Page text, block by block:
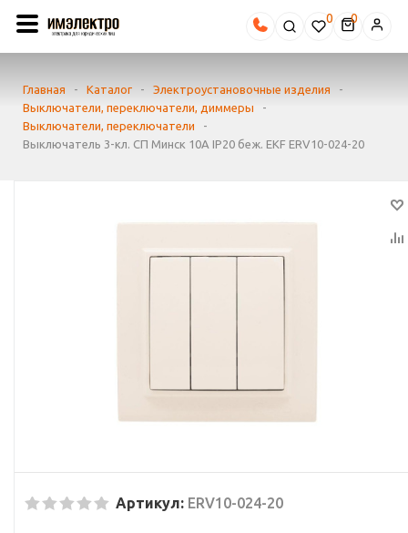
0
Главная - Каталог - Электроустановочные изделия
-
Выключатели, переключатели, диммеры
-
Выключатели, переключатели
-
Выключатель 3-кл. СП Минск 10А IP20 беж. EKF ERV10-024-20
Артикул: ERV10-024-20